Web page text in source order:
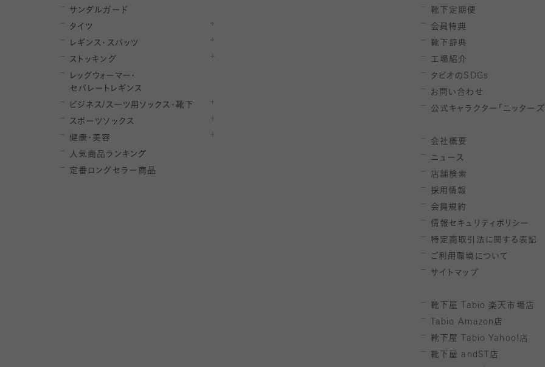
サンダルガード
タイツ
レギンス・スパッツ
ストッキング
レッ グ ウォ ー マ ー ・
セ パレー ト レ ギン ス
ビジネス/スーツ用 ソックス・靴下
スポーツソックス
健康・美容
人気商品ランキング
定番ロングセラー商品
靴下定期便
会員特典
靴下辞典
工場紹介
タビオの SDGs
お問い合わせ
公式キャラクター「ニッターズ
会社概要
ニュース
店舗検索
採用情報
会員規約
情報セキュリティポリシー
特定商取引法に関する表記
ご利用環境について
サイトマップ
靴下屋 Tabio 楽天市場店
Tabio Amazon 店
靴下屋
Tabio Yahoo! 店
靴下屋 andST 店